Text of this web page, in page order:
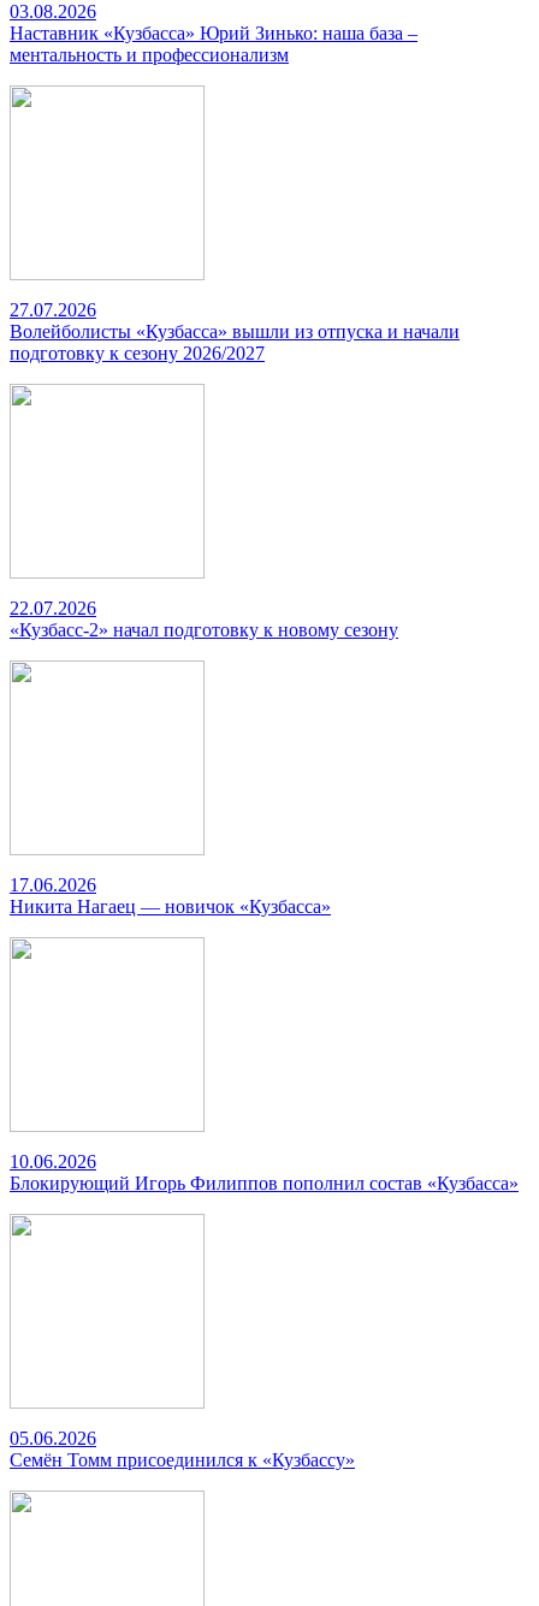
03.08.2026
Наставник «Кузбасса» Юрий Зинько: наша база –
ментальность и профессионализм
27.07.2026
Волейболисты «Кузбасса» вышли из отпуска и начали
подготовку к сезону 2026/2027
22.07.2026
«Кузбасс-2» начал подготовку к новому сезону
17.06.2026
Никита Нагаец — новичок «Кузбасса»
10.06.2026
Блокирующий Игорь Филиппов пополнил состав «Кузбасса»
05.06.2026
Семён Томм присоединился к «Кузбассу»